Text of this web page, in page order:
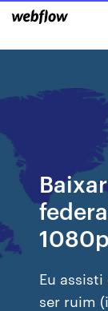
1080p
Eu
ser ruim